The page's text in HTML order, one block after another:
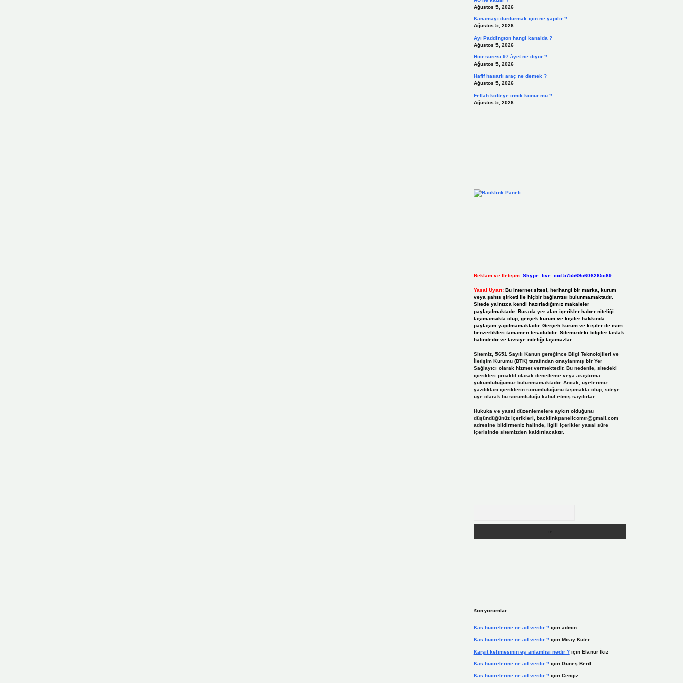
Ağustos 5, 2026
Kanamayı durdurmak için ne yapılır ?
Ağustos 5, 2026
Ayı Paddington hangi kanalda ?
Ağustos 5, 2026
Hicr suresi 97 âyet ne diyor ?
Ağustos 5, 2026
Hafif hasarlı araç ne demek ?
Ağustos 5, 2026
Fellah köfteye irmik konur mu ?
Ağustos 5, 2026
Reklam ve İletişim: Skype: live:.cid.575569c608265c69
Yasal Uyarı: Bu internet sitesi, herhangi bir marka, kurum
veya şahıs şirketi ile hiçbir bağlantısı bulunmamaktadır.
Sitede yalnızca kendi hazırladığımız makaleler
paylaşılmaktadır. Burada yer alan içerikler haber niteliği
taşımamakta olup, gerçek kurum ve kişiler hakkında
paylaşım yapılmamaktadır. Gerçek kurum ve kişiler ile isim
benzerlikleri tamamen tesadüfidir. Sitemizdeki bilgiler taslak
halindedir ve tavsiye niteliği taşımazlar.
Sitemiz, 5651 Sayılı Kanun gereğince Bilgi Teknolojileri ve
İletişim Kurumu (BTK) tarafından onaylanmış bir Yer
Sağlayıcı olarak hizmet vermektedir. Bu nedenle, sitedeki
içerikleri proaktif olarak denetleme veya araştırma
yükümlülüğümüz bulunmamaktadır. Ancak, üyelerimiz
yazdıkları içeriklerin sorumluluğunu taşımakta olup, siteye
üye olarak bu sorumluluğu kabul etmiş sayılırlar.
Hukuka ve yasal düzenlemelere aykırı olduğunu
düşündüğünüz içerikleri, backlinkpanelicomtr@gmail.com
adresine bildirmeniz halinde, ilgili içerikler yasal süre
içerisinde sitemizden kaldırılacaktır.
Son yorumlar
Kas hücrelerine ne ad verilir ?için admin
Kas hücrelerine ne ad verilir ?için Miray Kuter
Karşıt kelimesinin eş anlamlısı nedir ?için Elanur İkiz
Kas hücrelerine ne ad verilir ?için Güneş Beril
Kas hücrelerine ne ad verilir ?için Cengiz